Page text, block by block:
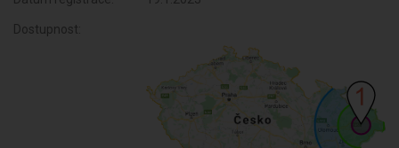
Dostupnost: